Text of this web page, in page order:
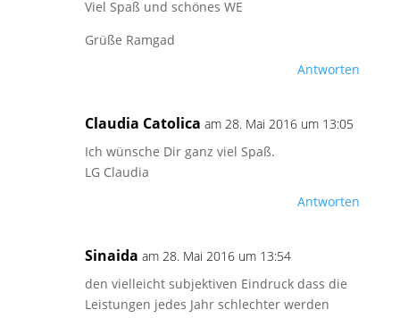
Viel Spaß und schönes WE
Grüße Ramgad
Antworten
Claudia Catolica am 28. Mai 2016 um 13:05
Ich wünsche Dir ganz viel Spaß.
LG Claudia
Antworten
Sinaida am 28. Mai 2016 um 13:54
den vielleicht subjektiven Eindruck dass die
Leistungen jedes Jahr schlechter werden